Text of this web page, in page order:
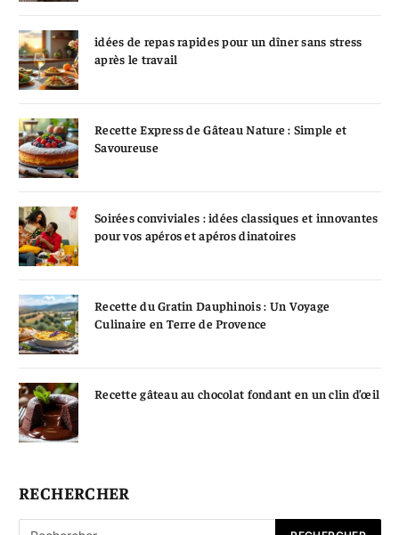
idées de repas rapides pour un dîner sans stress
après le travail
Recette Express de Gâteau Nature : Simple et
Savoureuse
Soirées conviviales : idées classiques et innovantes
pour vos apéros et apéros dinatoires
Recette du Gratin Dauphinois : Un Voyage
Culinaire en Terre de Provence
Recette gâteau au chocolat fondant en un clin d’œil
RECHERCHER